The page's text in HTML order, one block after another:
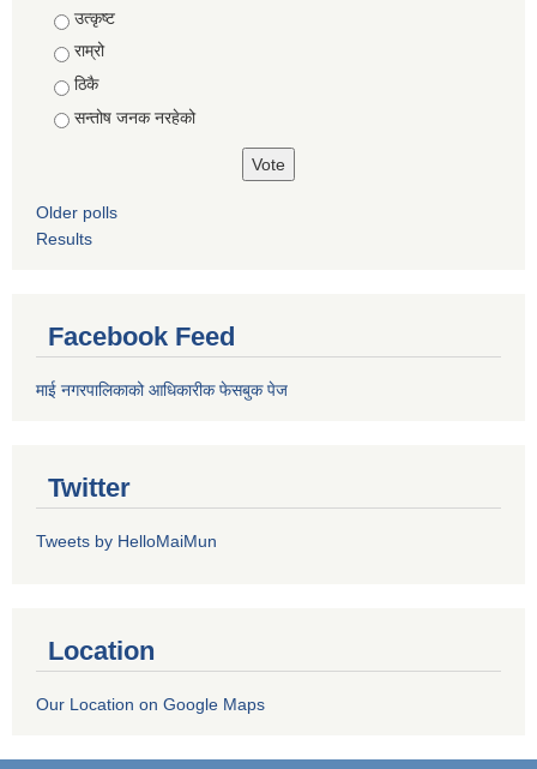
Choices
उत्कृष्ट
राम्रो
ठिकै
सन्तोष जनक नरहेको
Older polls
Results
Facebook Feed
माई नगरपालिकाको आधिकारीक फेसबुक पेज
Twitter
Tweets by HelloMaiMun
Location
Our Location on Google Maps